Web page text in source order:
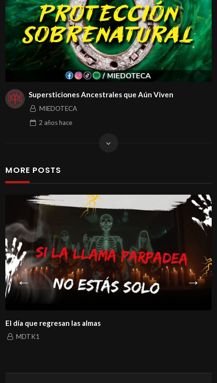
Supersticiones Ancestrales que Aún Viven
MIEDOTECA
2 añoshace
MORE POSTS
El día que regresan las almas
MDTK1